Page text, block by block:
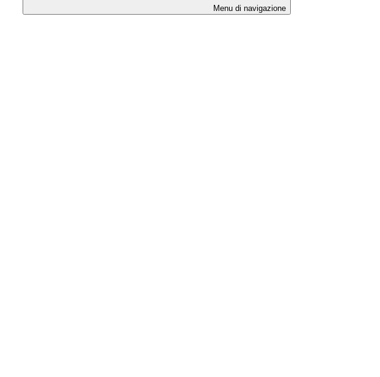
Menu di navigazione